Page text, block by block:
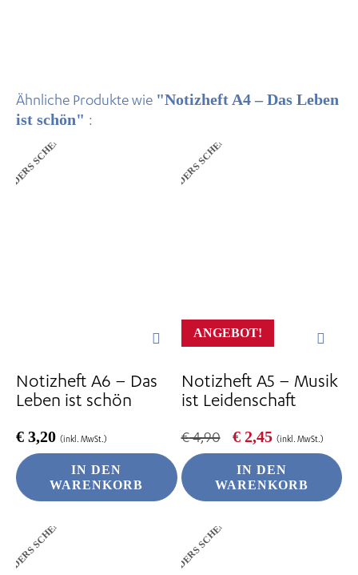
Ähnliche Produkte wie "Notizheft A4 – Das Leben
ist schön" :
ANDERS SCHENKEN
Notizheft A6 – Das
Leben ist schön
€ 3,20 (inkl. MwSt.)
IN DEN
WARENKORB
ANDERS SCHENKEN
ANGEBOT!
Notizheft A5 – Musik
ist Leidenschaft
€4,90
Ursprünglicher
Preis
war:
€ 4,90
€2,45Aktueller
Preis
ist:
€ 2,45.
(inkl. MwSt.)
IN DEN
WARENKORB
ANDERS SCHENKEN ANDERS SCHENKEN